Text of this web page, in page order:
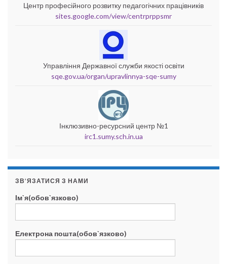
Центр професійного розвитку педагогічних працівників
sites.google.com/view/centrprppsmr
Управління Державної служби якості освіти
sqe.gov.ua/organ/upravlinnya-sqe-sumy
Інклюзивно-ресурсний центр №1
irc1.sumy.sch.in.ua
ЗВ’ЯЗАТИСЯ З НАМИ
Ім`я(обов`язково)
Електрона пошта(обов`язково)